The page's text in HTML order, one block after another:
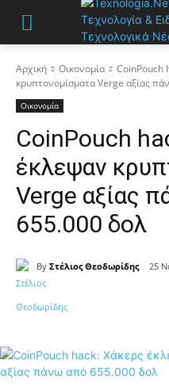
Αρχική Οικονομία
CoinPouch
κρυπτονομίσματα Verge αξίας
Οικονομία
CoinPouch
έκλεψαν
Verge αξίας
655.000 δολ
By Στέλιος Θεοδωρίδης 25